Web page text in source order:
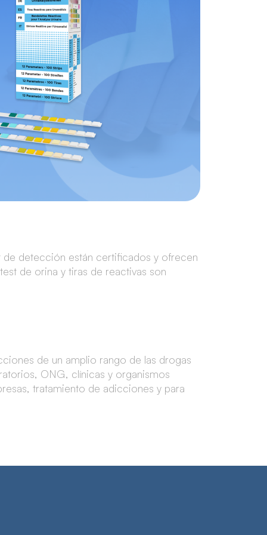
detección están certificados y ofrecen
de orina y tiras de reactivas son
de un amplio rango de las drogas
ONG, clínicas y organismos
tratamiento de adicciones y para